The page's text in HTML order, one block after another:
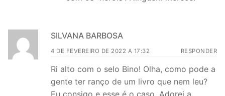
SILVANA BARBOSA
4 DE FEVEREIRO DE 2022 A 17:32 RESPONDER
Ri alto com o selo Bino! Olha, como pode a
gente ter ranço de um livro que nem leu?